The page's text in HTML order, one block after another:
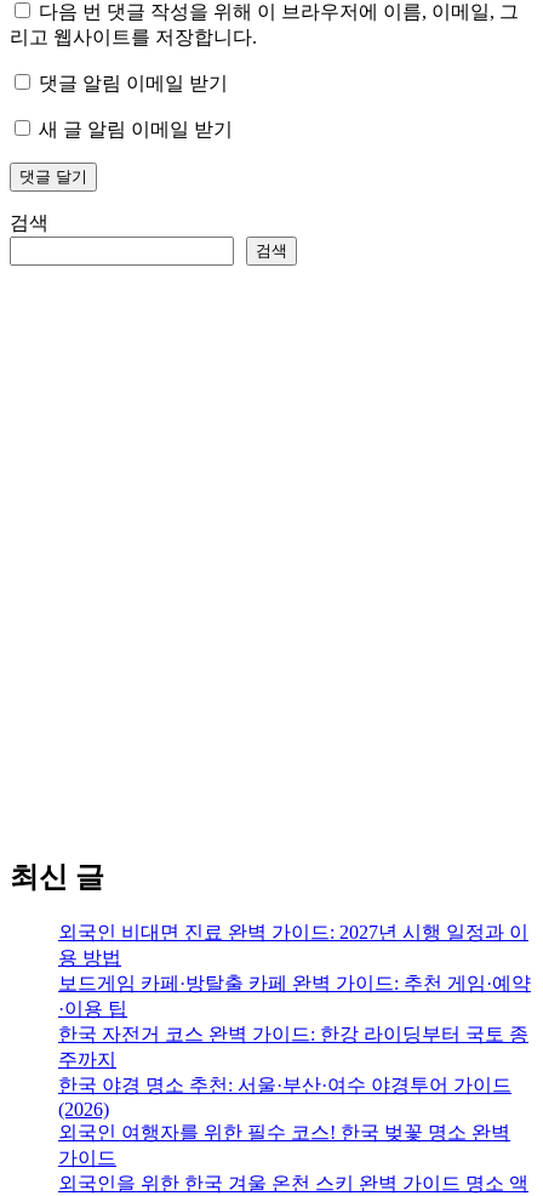
다음 번 댓글 작성을 위해 이 브라우저에 이름, 이메일, 그
리고 웹사이트를 저장합니다.
댓글 알림 이메일 받기
새 글 알림 이메일 받기
검색
검색
최신 글
외국인 비대면 진료 완벽 가이드: 2027년 시행 일정과 이
용 방법
보드게임 카페·방탈출 카페 완벽 가이드: 추천 게임·예약
·이용 팁
한국 자전거 코스 완벽 가이드: 한강 라이딩부터 국토 종
주까지
한국 야경 명소 추천: 서울·부산·여수 야경투어 가이드
(2026)
외국인 여행자를 위한 필수 코스! 한국 벚꽃 명소 완벽
가이드
외국인을 위한 한국 겨울 온천 스키 완벽 가이드 명소 액